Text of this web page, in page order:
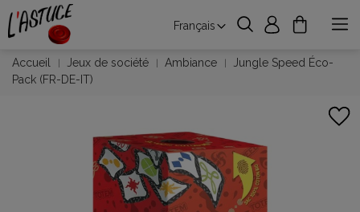
Français
Accueil Jeux de société Ambiance
Jungle Speed Éco-
Pack (FR-DE-IT)